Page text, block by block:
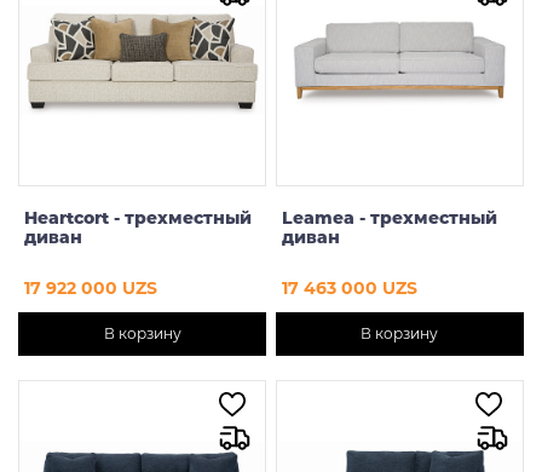
Heartcort - трехместный
диван
17 922 000 UZS
В корзину
Leamea - трехместный
диван
17 463 000 UZS
В корзину